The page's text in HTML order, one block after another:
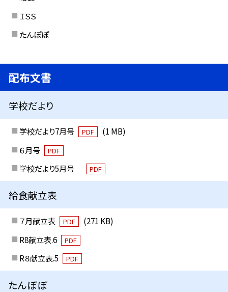
ＩＳＳ
たんぽぽ
配布文書
学校だより
学校だより7月号 PDF
(1 MB)
６月号
PDF
学校だより5月号 PDF
給食献立表
７月献立表 PDF
(271 KB)
R8献立表.6
PDF
R８献立表.5 PDF
たんぽぽ